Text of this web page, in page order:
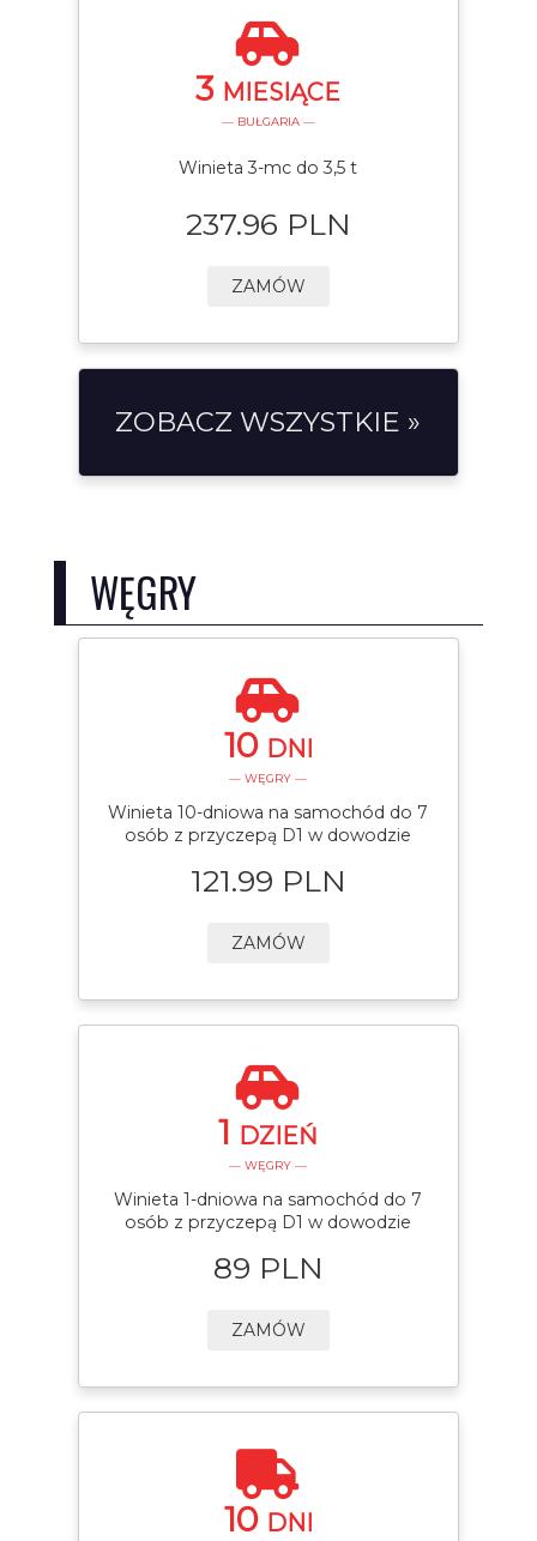
3 MIESIĄCE
— BUŁGARIA —
Winieta 3-mc do 3,5 t
237.96 PLN
ZAMÓW
ZOBACZ WSZYSTKIE »
WĘGRY
10 DNI
— WĘGRY —
Winieta 10-dniowa na samochód do 7
osób z przyczepą D1 w dowodzie
121.99 PLN
ZAMÓW
1 DZIEŃ
— WĘGRY —
Winieta 1-dniowa na samochód do 7
osób z przyczepą D1 w dowodzie
89 PLN
ZAMÓW
10 DNI